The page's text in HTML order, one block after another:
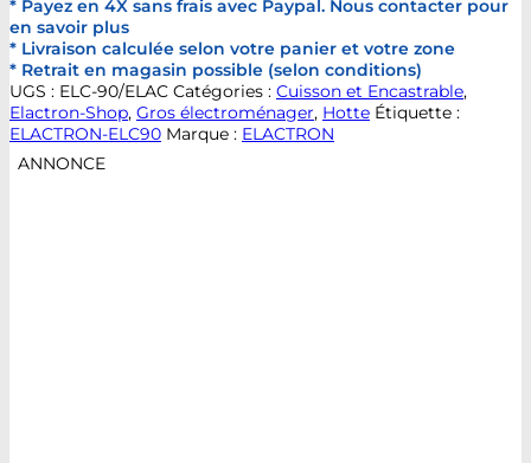
* Payez en 4X sans frais avec Paypal. Nous contacter pour
en savoir plus
* Livraison calculée selon votre panier et votre zone
* Retrait en magasin possible (selon conditions)
UGS : ELC-90/ELAC Catégories : Cuisson et Encastrable,
Elactron-Shop, Gros électroménager, Hotte Étiquette :
ELACTRON-ELC90 Marque : ELACTRON
ANNONCE